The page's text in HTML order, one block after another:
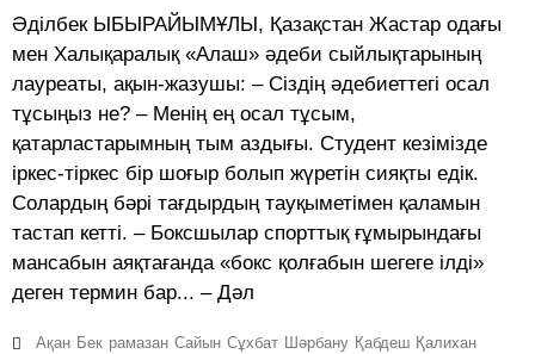
Әділбек ЫБЫРАЙЫМҰЛЫ, Қазақстан Жастар одағы
мен Халықаралық «Алаш» әдеби сыйлықтарының
лауреаты, ақын-жазушы: – Сіздің әдебиеттегі осал
тұсыңыз не? – Менің ең осал тұсым,
қатарластарымның тым аздығы. Студент кезімізде
іркес-тіркес бір шоғыр болып жүретін сияқты едік.
Солардың бәрі тағдырдың тауқыметімен қаламын
тастап кетті. – Боксшылар спорттық ғұмырындағы
мансабын аяқтағанда «бокс қолғабын шегеге ілді»
деген термин бар... – Дәл
Ақан Бек рамазан Сайын Сұхбат Шәрбану Қабдеш Қалихан